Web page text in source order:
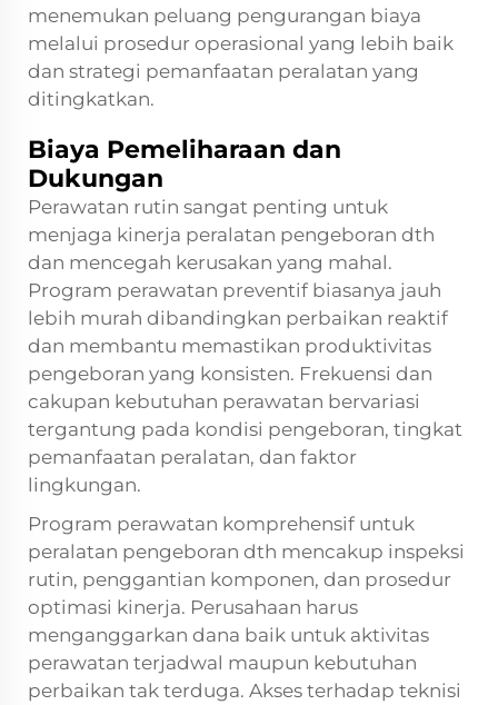
menemukan peluang pengurangan biaya
melalui prosedur operasional yang lebih baik
dan strategi pemanfaatan peralatan yang
ditingkatkan.
Biaya Pemeliharaan dan
Dukungan
Perawatan rutin sangat penting untuk
menjaga kinerja peralatan pengeboran dth
dan mencegah kerusakan yang mahal.
Program perawatan preventif biasanya jauh
lebih murah dibandingkan perbaikan reaktif
dan membantu memastikan produktivitas
pengeboran yang konsisten. Frekuensi dan
cakupan kebutuhan perawatan bervariasi
tergantung pada kondisi pengeboran, tingkat
pemanfaatan peralatan, dan faktor
lingkungan.
Program perawatan komprehensif untuk
peralatan pengeboran dth mencakup inspeksi
rutin, penggantian komponen, dan prosedur
optimasi kinerja. Perusahaan harus
menganggarkan dana baik untuk aktivitas
perawatan terjadwal maupun kebutuhan
perbaikan tak terduga. Akses terhadap teknisi